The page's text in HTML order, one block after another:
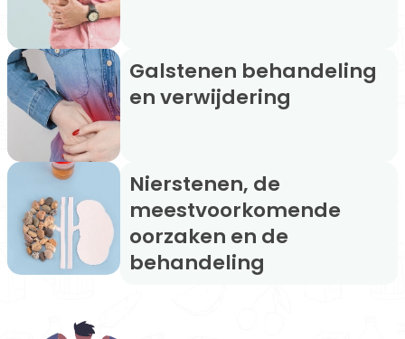
Galstenen behandeling
en verwijdering
Nierstenen, de
meestvoorkomende
oorzaken en de
behandeling